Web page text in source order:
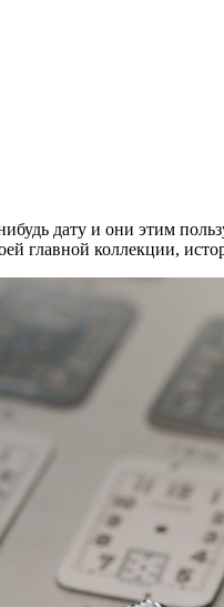
дату и они этим
главной коллекции,